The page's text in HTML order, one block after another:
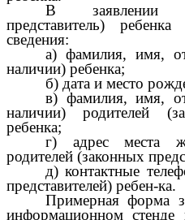
В заявлении
представитель)
сведения:
а) фамилия, имя,
наличии) ребенка;
б) дата и место
в) фамилия, имя,
наличии) родителей
ребенка;
г) адрес места
родителей (законных
д) контактные
представителей) ребен-ка.
Примерная форма
информационном